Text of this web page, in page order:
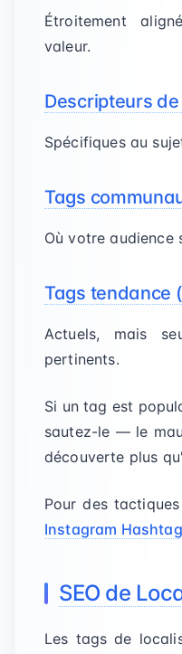
Étroitement
valeur.
Descripteurs
Spécifiques au
Tags
Où votre audience
Tags tendance
Actuels, mais
pertinents.
Si un tag est
sautez-le — le
découverte plus
Pour des
Instagram
SEO de
Les tags de